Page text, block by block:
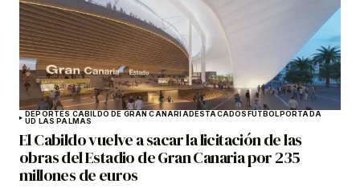
DEPORTES CABILDO DE GRAN CANARIADESTACADOSFÚTBOLPORTADA
UD LAS PALMAS
El Cabildo vuelve a sacar la licitación de las
obras del Estadio de Gran Canaria por 235
millones de euros